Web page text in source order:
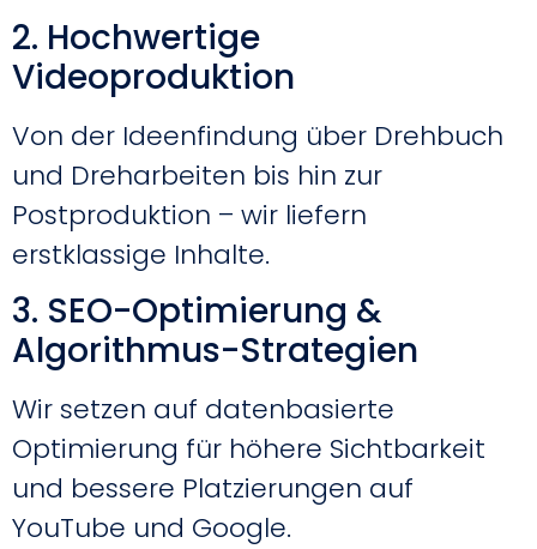
2. Hochwertige
Videoproduktion
Von der Ideenfindung über Drehbuch
und Dreharbeiten bis hin zur
Postproduktion – wir liefern
erstklassige Inhalte.
3. SEO-Optimierung &
Algorithmus-Strategien
Wir setzen auf datenbasierte
Optimierung für höhere Sichtbarkeit
und bessere Platzierungen auf
YouTube und Google.